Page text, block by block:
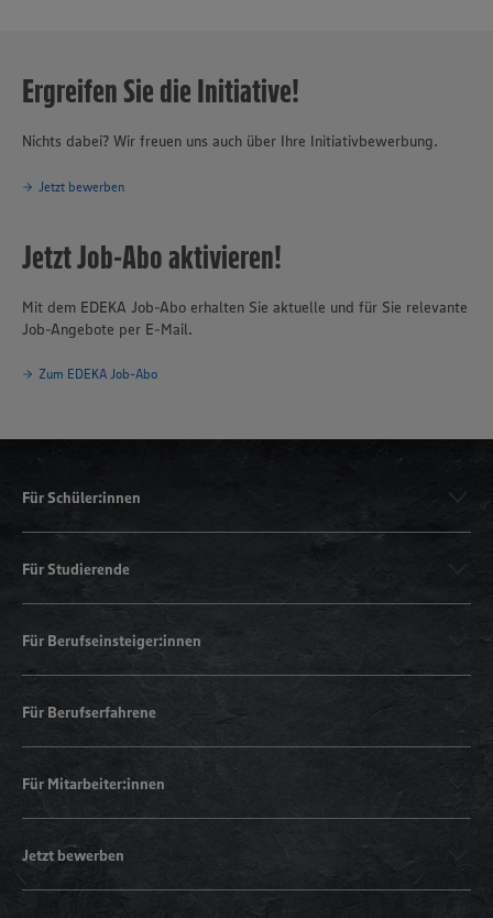
Ergreifen Sie die Initiative!
Nichts dabei? Wir freuen uns auch über Ihre Initiativbewerbung.
Jetzt bewerben
Jetzt Job-Abo aktivieren!
Mit dem EDEKA Job-Abo erhalten Sie aktuelle und für Sie relevante
Job-Angebote per E-Mail.
Zum EDEKA Job-Abo
Für Schüler:innen
Für Studierende
Für Berufseinsteiger:innen
Für Berufserfahrene
Für Mitarbeiter:innen
Jetzt bewerben